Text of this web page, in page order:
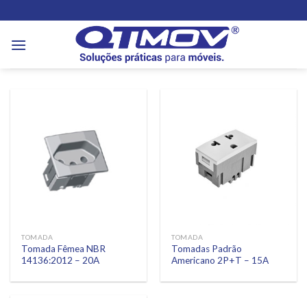
to
content
TOMADA
Tomada Fêmea NBR
14136:2012 – 20A
TOMADA
Tomadas Padrão
Americano 2P+T – 15A